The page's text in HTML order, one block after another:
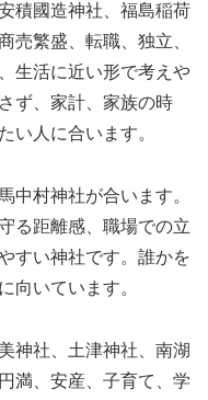
積國造神社、福島稲荷
売繁盛、転職、独立、
生活に近い形で考えや
ず、家計、家族の時
い人に合います。
中村神社が合います。
る距離感、職場での立
すい神社です。誰かを
向いています。
神社、土津神社、南湖
満、安産、子育て、学